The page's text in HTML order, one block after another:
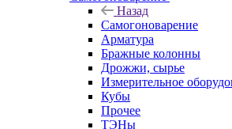
Назад
Самогоноварение
Арматура
Бражные колонны
Дрожжи, сырье
Измерительное
Кубы
Прочее
ТЭНы